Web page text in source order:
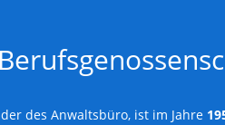
des Anwaltsbüro, ist im Jahre